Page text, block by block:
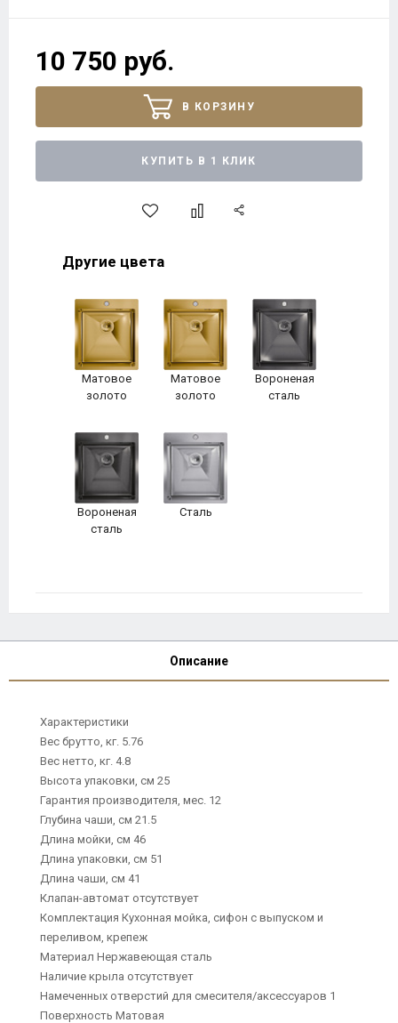
10 750 руб.
В КОРЗИНУ
КУПИТЬ В 1 КЛИК
Другие цвета
Матовое
золото
Матовое
золото
Вороненая
сталь
Вороненая
сталь
Сталь
Описание
Характеристики
Вес брутто, кг. 5.76
Вес нетто, кг. 4.8
Высота упаковки, см 25
Гарантия производителя, мес. 12
Глубина чаши, см 21.5
Длина мойки, см 46
Длина упаковки, см 51
Длина чаши, см 41
Клапан-автомат отсутствует
Комплектация Кухонная мойка, сифон с выпуском и
переливом, крепеж
Материал Нержавеющая сталь
Наличие крыла отсутствует
Намеченных отверстий для смесителя/аксессуаров 1
Поверхность Матовая